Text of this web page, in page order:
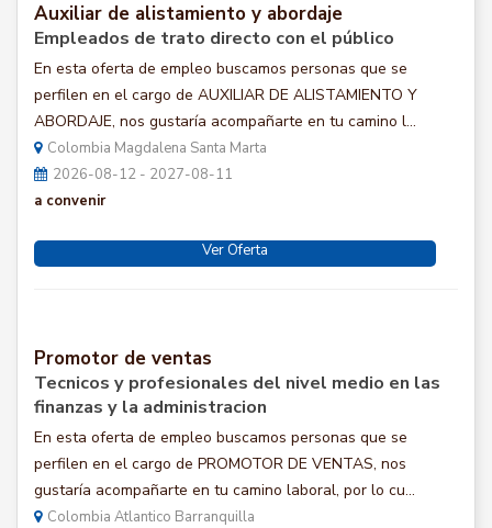
Auxiliar de alistamiento y abordaje
Empleados de trato directo con el público
En esta oferta de empleo buscamos personas que se
perfilen en el cargo de AUXILIAR DE ALISTAMIENTO Y
ABORDAJE, nos gustaría acompañarte en tu camino l...
Colombia Magdalena Santa Marta
2026-08-12 - 2027-08-11
a convenir
Ver Oferta
Promotor de ventas
Tecnicos y profesionales del nivel medio en las
finanzas y la administracion
En esta oferta de empleo buscamos personas que se
perfilen en el cargo de PROMOTOR DE VENTAS, nos
gustaría acompañarte en tu camino laboral, por lo cu...
Colombia Atlantico Barranquilla